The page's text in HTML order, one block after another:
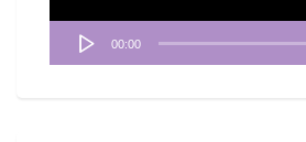
00:00